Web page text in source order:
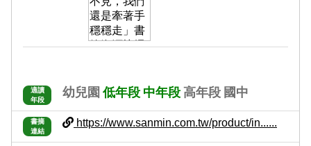
適讀
年段
幼兒園 低年段 中年段 高年段 國中
書摘
連結
https://www.sanmin.com.tw/product/in......